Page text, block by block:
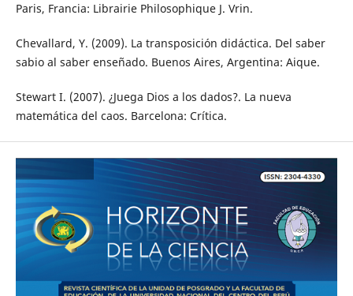
Paris, Francia: Librairie Philosophique J. Vrin.
Chevallard, Y. (2009). La transposición didáctica. Del saber
sabio al saber enseñado. Buenos Aires, Argentina: Aique.
Stewart I. (2007). ¿Juega Dios a los dados?. La nueva
matemática del caos. Barcelona: Crítica.